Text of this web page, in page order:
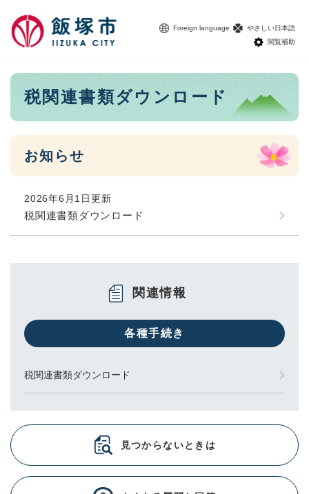
Foreign language
やさしい日本語
閲覧補助
本
税関連書類ダウンロード
お知らせ
2026年6月1日更新
税関連書類ダウンロード
関連情報
各種手続き
税関連書類ダウンロード
見つからないときは